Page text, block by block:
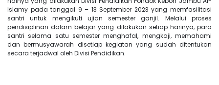
Islamy pada tanggal 9 – 13 September 2023 yang memfasilitasi
santri untuk mengikuti ujian semester ganjil. Melalui proses
pendisiplinan dalam belajar yang dilakukan setiap harinya, para
santri selama satu semester menghafal, mengkaji, memahami
dan bermusyawarah disetiap kegiatan yang sudah ditentukan
secara terjadwal oleh Divisi Pendidikan.